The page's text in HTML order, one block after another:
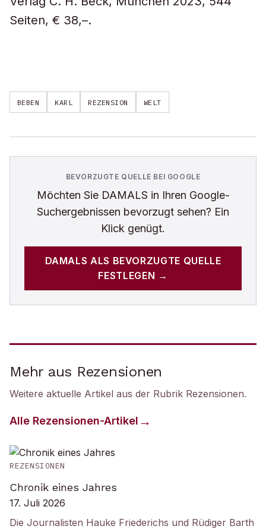
Seiten, € 38,–.
BEBEN KARL REZENSION WELT
BEVORZUGTE QUELLE BEI GOOGLE
Möchten Sie DAMALS in Ihren Google-
Suchergebnissen bevorzugt sehen? Ein
Klick genügt.
DAMALS ALS BEVORZUGTE QUELLE
FESTLEGEN →
Mehr aus Rezensionen
Weitere aktuelle Artikel aus der Rubrik Rezensionen.
Alle Rezensionen-Artikel
REZENSIONEN
Chronik eines Jahres
17. Juli 2026
Die Journalisten Hauke Friederichs und Rüdiger Barth